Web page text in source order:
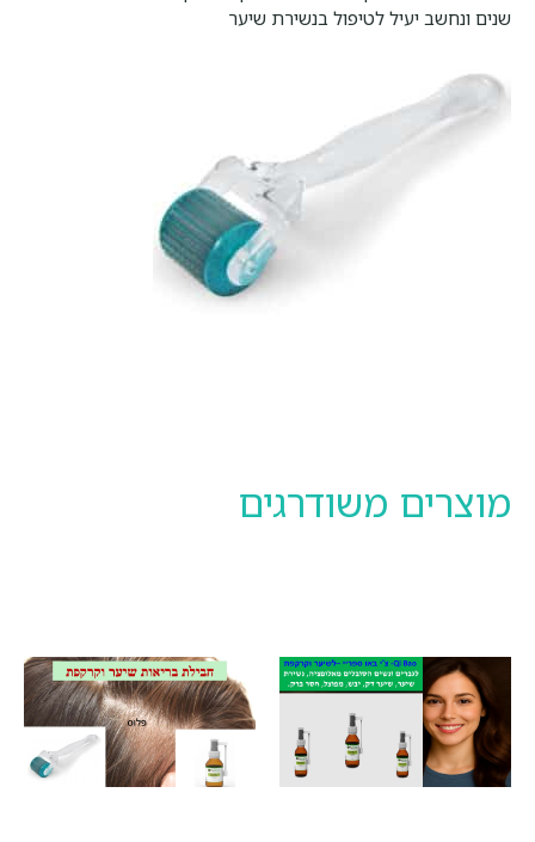
שנים ונחשב יעיל לטיפול בנשירת שיער
מוצרים משודרגים